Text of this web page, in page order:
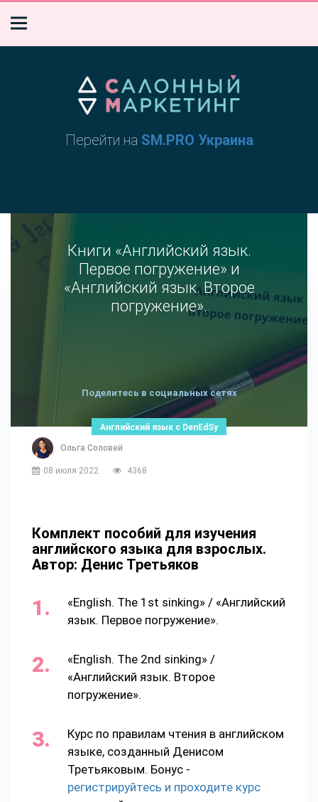
Перейти на SM.PRO Украина
Книги «Английский язык.
Первое погружение» и
«Английский язык. Второе
погружение».
Поделитесь в социальных сетях
Английский язык с DenEdSy
Ольга Соловей
08 июля 2022 4368
Комплект пособий для изучения
английского языка для взрослых.
Автор: Денис Третьяков
«English. The 1st sinking» / «Английский
язык. Первое погружение».
«English. The 2nd sinking» /
«Английский язык. Второе
погружение».
Курс по правилам чтения в английском
языке, созданный Денисом
Третьяковым. Бонус -
регистрируйтесь и проходите курс